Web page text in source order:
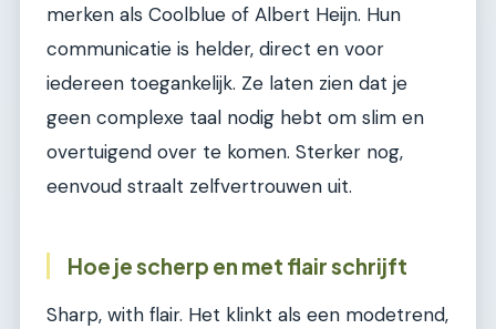
merken als Coolblue of Albert Heijn. Hun
communicatie is helder, direct en voor
iedereen toegankelijk. Ze laten zien dat je
geen complexe taal nodig hebt om slim en
overtuigend over te komen. Sterker nog,
eenvoud straalt zelfvertrouwen uit.
Hoe je scherp en met flair schrijft
Sharp, with flair. Het klinkt als een modetrend,